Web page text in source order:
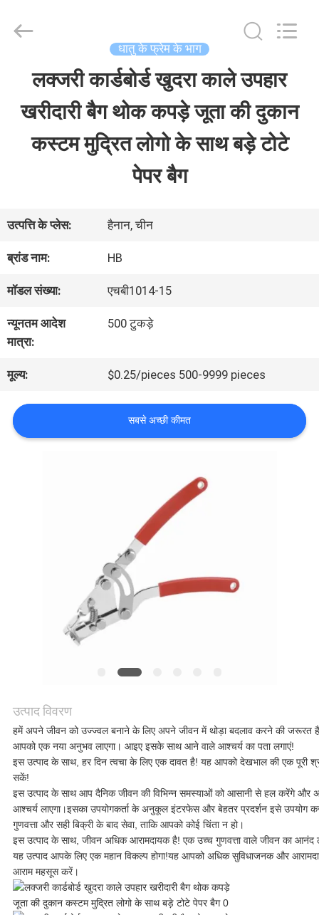
उत्पाद
बारे
में
कारखाना
भ्रमण
गुणवत्ता
नियंत्रण
उद्धरण
का
अनुरोध
करें
साइटमैप
धातु के फ्रेम के भाग
लक्जरी कार्डबोर्ड खुदरा काले उपहार
खरीदारी बैग थोक कपड़े जूता की दुकान
कस्टम मुद्रित लोगो के साथ बड़े टोटे
पेपर बैग
उत्पत्ति के प्लेस: हैनान, चीन
ब्रांड नाम: HB
मॉडल संख्या: एचबी1014-15
न्यूनतम आदेश
मात्रा:
500 टुकड़े
मूल्य: $0.25/pieces 500-9999 pieces
सबसे अच्छी कीमत
उत्पाद विवरण
हमें अपने जीवन को उज्ज्वल बनाने के लिए अपने जीवन में थोड़ा बदलाव करने की जरूरत
आपको एक नया अनुभव लाएगा। आइए इसके साथ आने वाले आश्चर्य का पता लगाएं!
इस उत्पाद के साथ, हर दिन त्वचा के लिए एक दावत है! यह आपको देखभाल की एक
सकें!
इस उत्पाद के साथ आप दैनिक जीवन की विभिन्न समस्याओं को आसानी से हल करेंगे और
आश्चर्य लाएगा।इसका उपयोगकर्ता के अनुकूल इंटरफेस और बेहतर प्रदर्शन इसे उपयोग
गुणवत्ता और सही बिक्री के बाद सेवा, ताकि आपको कोई चिंता न हो।
इस उत्पाद के साथ, जीवन अधिक आरामदायक है! एक उच्च गुणवत्ता वाले जीवन का
यह उत्पाद आपके लिए एक महान विकल्प होगा!यह आपको अधिक सुविधाजनक और
आराम महसूस करें।